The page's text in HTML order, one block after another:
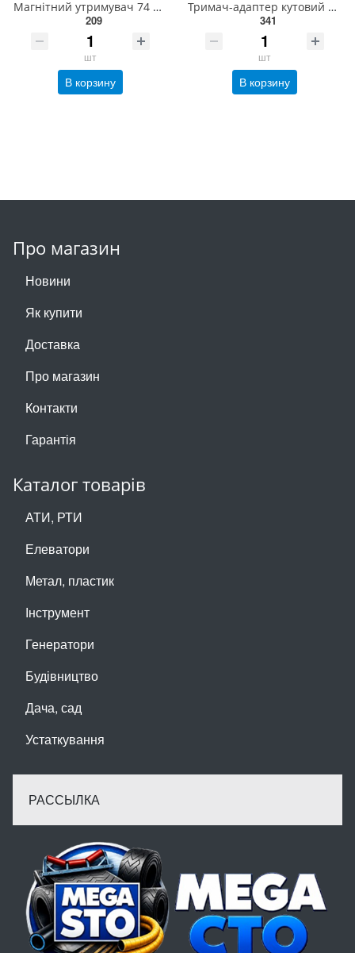
Магнітний утримувач 74 мм. W 01894
209
шт
В корзину
Тримач-адаптер кутовий STHOR : HEX - 1/4", L= 130 мм, під кутом 105° [60] 65840
341
шт
В корзину
Про магазин
Новини
Як купити
Доставка
Про магазин
Контакти
Гарантія
Каталог товарів
АТИ, РТИ
Елеватори
Метал, пластик
Інструмент
Генератори
Будівництво
Дача, сад
Устаткування
РАССЫЛКА